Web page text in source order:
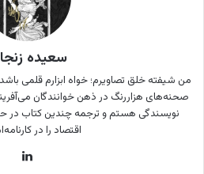
سعیده
من شیفته خلق تصاویرم؛ خواه ابزارم قلمی
نویسندگی هستم و ترجمه چندین کتاب در
اقتصاد را در